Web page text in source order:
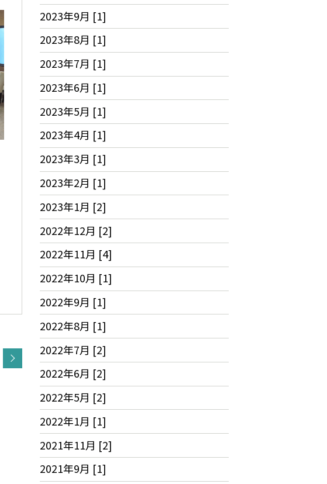
2023年9月 [1]
2023年8月 [1]
2023年7月 [1]
2023年6月 [1]
2023年5月 [1]
2023年4月 [1]
2023年3月 [1]
2023年2月 [1]
2023年1月 [2]
2022年12月 [2]
2022年11月 [4]
2022年10月 [1]
2022年9月 [1]
2022年8月 [1]
2022年7月 [2]
2022年6月 [2]
2022年5月 [2]
2022年1月 [1]
2021年11月 [2]
2021年9月 [1]